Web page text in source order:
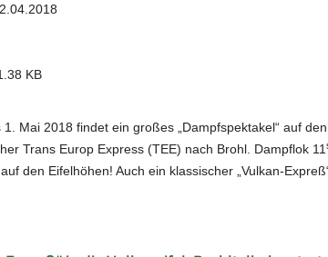
KB
1. Mai 2018 findet ein großes „Dampfspektakel“ auf
Trans Europ Express (TEE) nach Brohl. Dampflok 11
den Eifelhöhen! Auch ein klassischer „Vulkan-